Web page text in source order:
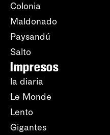
Colonia
Maldonado
Paysandú
Salto
Impresos
la diaria
Le Monde
Lento
Gigantes